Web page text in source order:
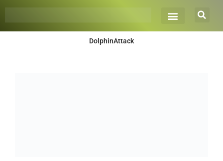
DolphinAttack